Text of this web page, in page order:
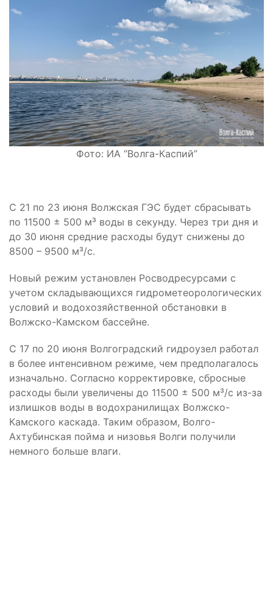
Фото: ИА “Волга-Каспий”
С 21 по 23 июня Волжская ГЭС будет сбрасывать
по 11500 ± 500 м³ воды в секунду. Через три дня и
до 30 июня средние расходы будут снижены до
8500 – 9500 м³/с.
Новый режим установлен Росводресурсами с
учетом складывающихся гидрометеорологических
условий и водохозяйственной обстановки в
Волжско-Камском бассейне.
С 17 по 20 июня Волгоградский гидроузел работал
в более интенсивном режиме, чем предполагалось
изначально. Согласно корректировке, сбросные
расходы были увеличены до 11500 ± 500 м³/с из-за
излишков воды в водохранилищах Волжско-
Камского каскада. Таким образом, Волго-
Ахтубинская пойма и низовья Волги получили
немного больше влаги.